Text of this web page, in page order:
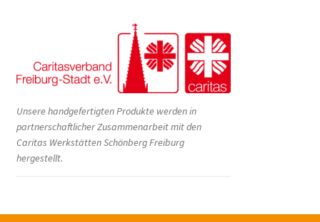
Unsere handgefertigten Produkte werden in
partnerschaftlicher Zusammenarbeit mit den
Caritas Werkstätten Schönberg Freiburg
hergestellt.